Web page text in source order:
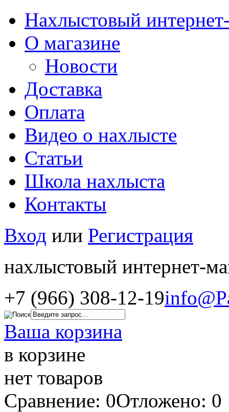
Нахлыстовый
О магазине
Новости
Доставка
Оплата
Видео о нахлысте
Статьи
Школа нахлыста
Контакты
Вход или Регистрация
нахлыстовый интернет-
+7 (966) 308-12-19
Ваша корзина
в корзине
нет товаров
Сравнение: 0Отложено: 0